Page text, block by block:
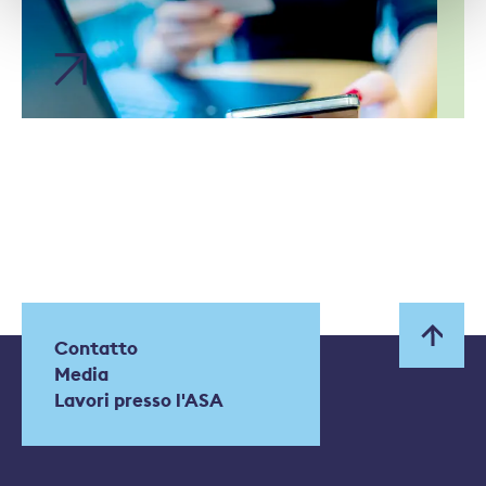
Contatto
Media
Lavori presso l'ASA